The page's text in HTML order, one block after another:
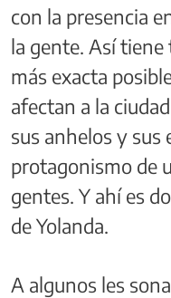
con la presencia
la gente. Así
más exacta
afectan a la
sus anhelos y sus
protagonismo de
gentes. Y ahí es
de Yolanda.
A algunos les